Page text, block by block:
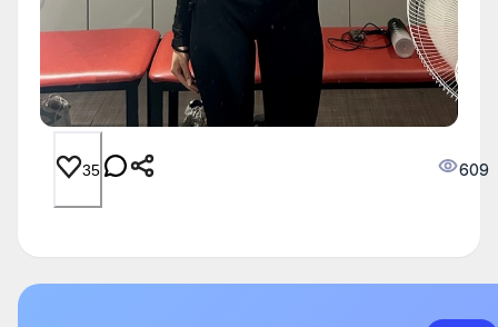
35 609